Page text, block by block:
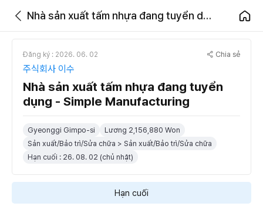
Nhà sản xuất tấm nhựa đang tuyển dụng - Simple Manufacturing
Đăng ký : 2026. 06. 02 Chia sẻ
주식회사 이수
Nhà sản xuất tấm nhựa đang tuyển
dụng - Simple Manufacturing
Gyeonggi Gimpo-si
Lương 2,156,880 Won
Sản xuất/Bảo trì/Sửa chữa > Sản xuất/Bảo trì/Sửa chữa
Hạn cuối : 26. 08. 02 (chủ nhật)
Hạn cuối